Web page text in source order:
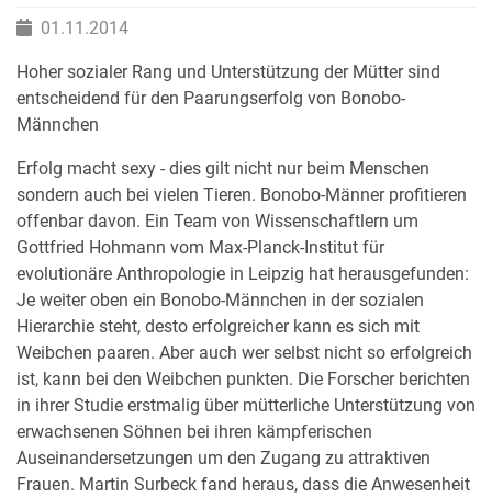
01.11.2014
Hoher sozialer Rang und Unterstützung der Mütter sind
entscheidend für den Paarungserfolg von Bonobo-
Männchen
Erfolg macht sexy - dies gilt nicht nur beim Menschen
sondern auch bei vielen Tieren. Bonobo-Männer profitieren
offenbar davon. Ein Team von Wissenschaftlern um
Gottfried Hohmann vom Max-Planck-Institut für
evolutionäre Anthropologie in Leipzig hat herausgefunden:
Je weiter oben ein Bonobo-Männchen in der sozialen
Hierarchie steht, desto erfolgreicher kann es sich mit
Weibchen paaren. Aber auch wer selbst nicht so erfolgreich
ist, kann bei den Weibchen punkten. Die Forscher berichten
in ihrer Studie erstmalig über mütterliche Unterstützung von
erwachsenen Söhnen bei ihren kämpferischen
Auseinandersetzungen um den Zugang zu attraktiven
Frauen. Martin Surbeck fand heraus, dass die Anwesenheit